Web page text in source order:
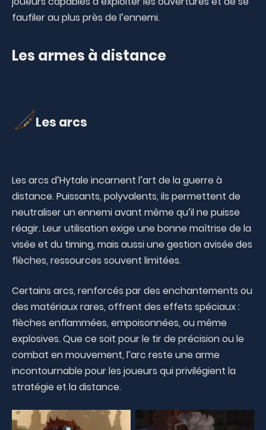
faufiler au plus près de l’ennemi.
Les armes à distance
Les arcs
Les arcs d’Hytale incarnent l’art de la guerre à
distance. Puissants, polyvalents, ils permettent de
neutraliser un ennemi avant même qu’il ne puisse
réagir. Leur utilisation exige une bonne maîtrise de la
visée et du timing, mais aussi une gestion avisée des
flèches, ressources souvent limitées.
Certains arcs, renforcés par des enchantements ou
des matériaux rares, offrent des effets spéciaux :
flèches enflammées, empoisonnées, ou même
explosives. Que ce soit pour le tir de précision ou le
combat en mouvement, l’arc reste une arme
incontournable pour les joueurs qui privilégient la
stratégie et la distance.